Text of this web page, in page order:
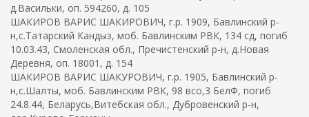
д.Васильки, оп. 594260, д. 105
ШАКИРОВ ВАРИС ШАКИРОВИЧ, г.р. 1909, Бавлинский р-
н,с.Татарский Кандыз, моб. Бавлинским РВК, 134 сд, погиб
10.03.43, Смоленская обл., Пречистенский р-н, д.Новая
Деревня, оп. 18001, д. 154
ШАКИРОВ ВАРИС ШАКУРОВИЧ, г.р. 1905, Бавлинский р-
н,с.Шалты, моб. Бавлинским РВК, 98 всо,3 БелФ, погиб
24.8.44, Беларусь,Витебская обл., Дубровенский р-н,